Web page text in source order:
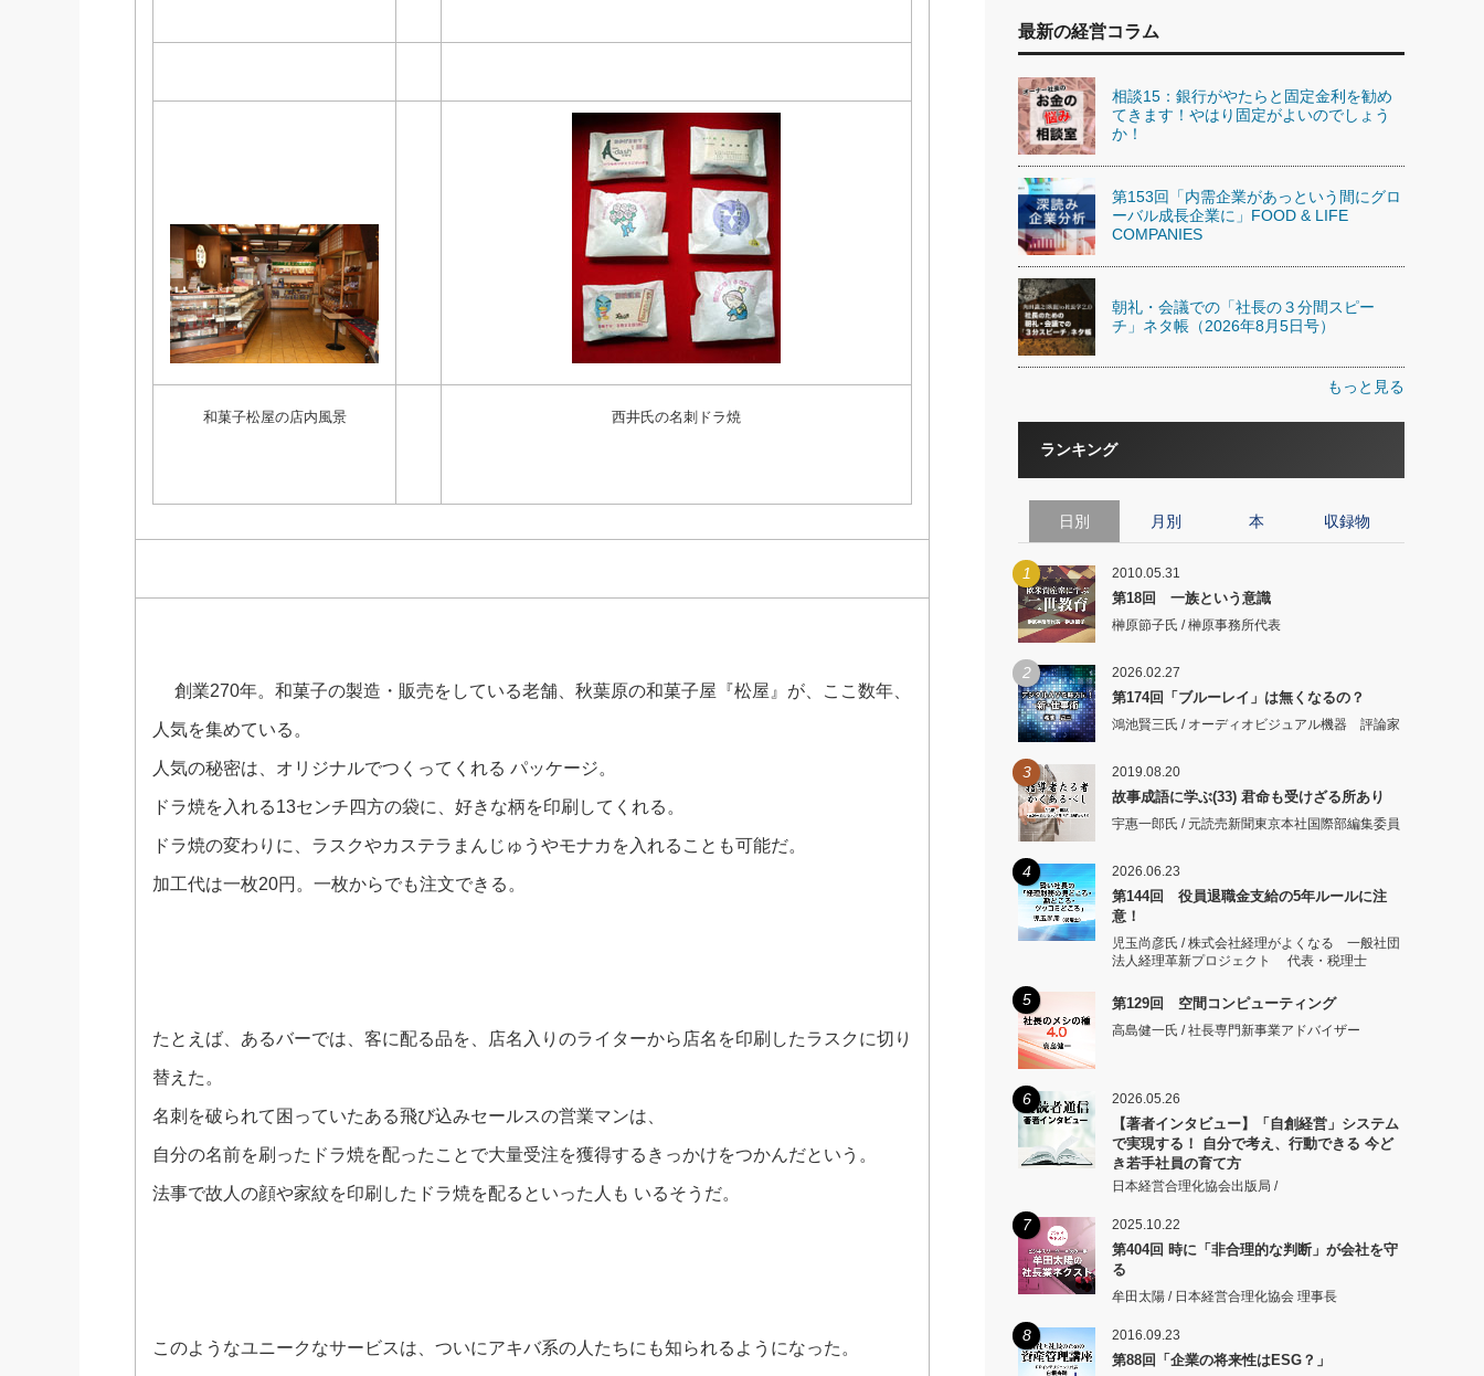
和菓子松屋の店内風景 西井氏の名刺ドラ焼
創業270年。和菓子の製造・販売をしている老舗、秋葉原の和菓子屋『松屋』が、ここ数年、
人気を集めている。
人気の秘密は、オリジナルでつくってくれる パッケージ。
ドラ焼を入れる13センチ四方の袋に、好きな柄を印刷してくれる。
ドラ焼の変わりに、ラスクやカステラまんじゅうやモナカを入れることも可能だ。
加工代は一枚20円。一枚からでも注文できる。
たとえば、あるバーでは、客に配る品を、店名入りのライターから店名を印刷したラスクに切り
替えた。
名刺を破られて困っていたある飛び込みセールスの営業マンは、
自分の名前を刷ったドラ焼を配ったことで大量受注を獲得するきっかけをつかんだという。
法事で故人の顔や家紋を印刷したドラ焼を配るといった人も いるそうだ。
このようなユニークなサービスは、ついにアキバ系の人たちにも知られるようになった。
最新の経営コラム
相談15：銀行がやたらと固定金利を勧め
てきます！やはり固定がよいのでしょう
か！
第153回「内需企業があっという間にグロ
ーバル成長企業に」FOOD & LIFE
COMPANIES
朝礼・会議での「社長の３分間スピー
チ」ネタ帳（2026年8月5日号）
もっと見る
ランキング
日別 月別 本 収録物
1 2010.05.31
第18回 一族という意識
榊原節子氏 / 榊原事務所代表
2 2026.02.27
第174回「ブルーレイ」は無くなるの？
鴻池賢三氏 / オーディオビジュアル機器 評論家
3 2019.08.20
故事成語に学ぶ(33) 君命も受けざる所あり
宇惠一郎氏 / 元読売新聞東京本社国際部編集委員
4 2026.06.23
第144回 役員退職金支給の5年ルールに注
意！
児玉尚彦氏 / 株式会社経理がよくなる 一般社団
法人経理革新プロジェクト 代表・税理士
5 第129回 空間コンピューティング
高島健一氏 / 社長専門新事業アドバイザー
6 2026.05.26
【著者インタビュー】「自創経営」システム
で実現する！ 自分で考え、行動できる 今ど
き若手社員の育て方
日本経営合理化協会出版局 /
7 2025.10.22
第404回 時に「非合理的な判断」が会社を守
る
牟田太陽 / 日本経営合理化協会 理事長
8 2016.09.23
第88回「企業の将来性はESG？」